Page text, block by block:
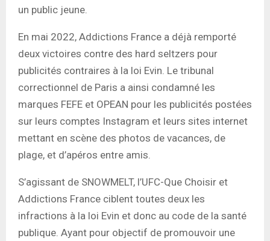
un public jeune.
En mai 2022, Addictions France a déjà remporté
deux victoires contre des hard seltzers pour
publicités contraires à la loi Evin. Le tribunal
correctionnel de Paris a ainsi condamné les
marques FEFE et OPEAN pour les publicités postées
sur leurs comptes Instagram et leurs sites internet
mettant en scène des photos de vacances, de
plage, et d’apéros entre amis.
S’agissant de SNOWMELT, l’UFC-Que Choisir et
Addictions France ciblent toutes deux les
infractions à la loi Evin et donc au code de la santé
publique. Ayant pour objectif de promouvoir une